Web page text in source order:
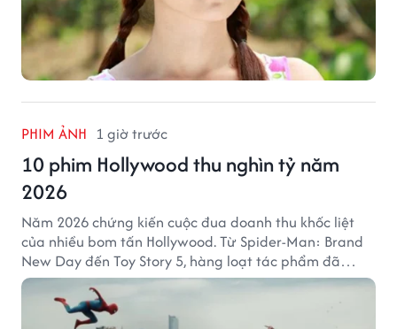
PHIM ẢNH 1 giờ trước
10 phim Hollywood thu nghìn tỷ năm
2026
Năm 2026 chứng kiến cuộc đua doanh thu khốc liệt
của nhiều bom tấn Hollywood. Từ Spider-Man: Brand
New Day đến Toy Story 5, hàng loạt tác phẩm đã
mang về hàng chục nghìn tỷ đồng và tạo nên những
cột mốc đáng nhớ tại phòng vé toàn cầu.